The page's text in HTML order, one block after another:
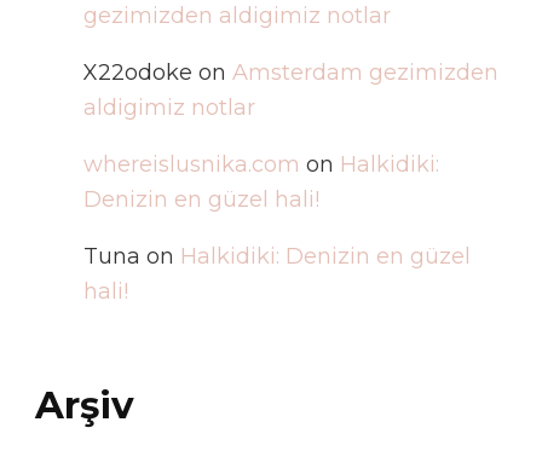
gezimizden aldigimiz notlar
X22odoke on Amsterdam gezimizden
aldigimiz notlar
whereislusnika.com on Halkidiki:
Denizin en güzel hali!
Tuna on Halkidiki: Denizin en güzel
hali!
Arşiv